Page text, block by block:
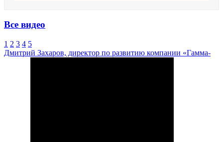
Все видео
1 2 3 4 5
Дмитрий Захаров, директор по развитию компании «Гамма-